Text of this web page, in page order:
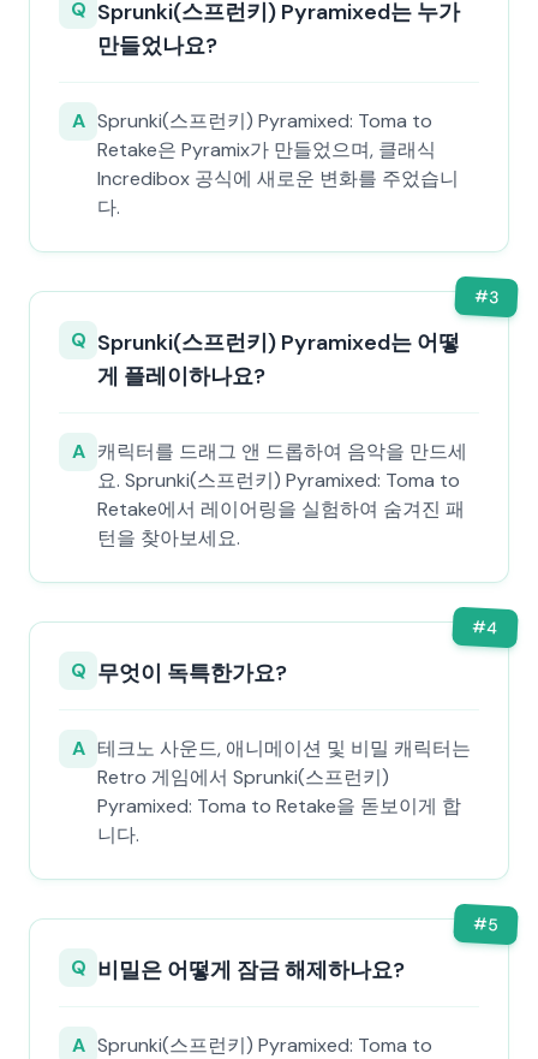
Q Sprunki(스프런키) Pyramixed는 누가
만들었나요?
A Sprunki(스프런키) Pyramixed: Toma to
Retake은 Pyramix가 만들었으며, 클래식
Incredibox 공식에 새로운 변화를 주었습니
다.
#3
Q Sprunki(스프런키) Pyramixed는 어떻
게 플레이하나요?
A 캐릭터를 드래그 앤 드롭하여 음악을 만드세
요. Sprunki(스프런키) Pyramixed: Toma to
Retake에서 레이어링을 실험하여 숨겨진 패
턴을 찾아보세요.
#4
Q 무엇이 독특한가요?
A 테크노 사운드, 애니메이션 및 비밀 캐릭터는
Retro 게임에서 Sprunki(스프런키)
Pyramixed: Toma to Retake을 돋보이게 합
니다.
#5
Q 비밀은 어떻게 잠금 해제하나요?
A Sprunki(스프런키) Pyramixed: Toma to